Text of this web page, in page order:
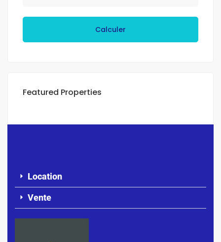
Calculer
Featured Properties
Location
Vente